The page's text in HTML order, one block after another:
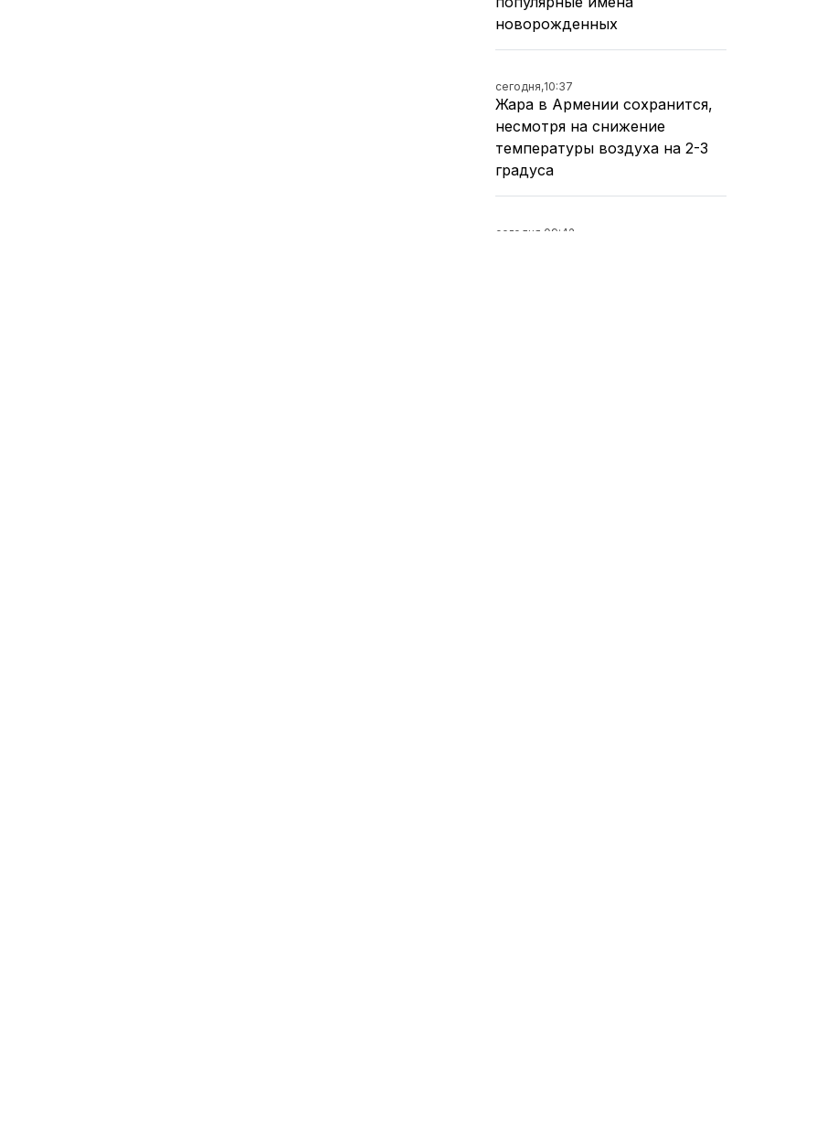
новорожденных
сегодня,10:37
Жара в Армении сохранится,
несмотря на снижение
температуры воздуха на 2-3
градуса
сегодня, 09:42